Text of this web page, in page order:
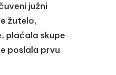
južni
žutelo,
plaćala skupe
poslala prvu